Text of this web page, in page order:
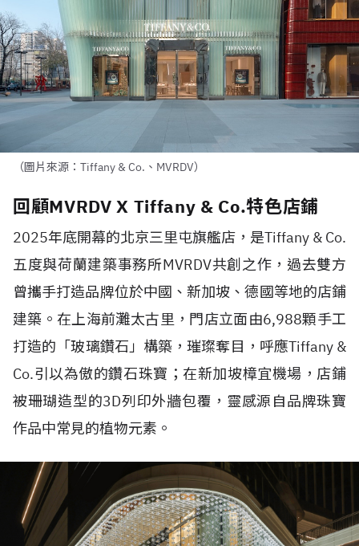
（圖片來源：Tiffany & Co.、MVRDV）
回顧MVRDV X Tiffany & Co.特色店鋪
2025年底開幕的北京三里屯旗艦店，是Tiffany & Co.
五度與荷蘭建築事務所MVRDV共創之作，過去雙方
曾攜手打造品牌位於中國、新加坡、德國等地的店鋪
建築。在上海前灘太古里，門店立面由6,988顆手工
打造的「玻璃鑽石」構築，璀璨奪目，呼應Tiffany &
Co.引以為傲的鑽石珠寶；在新加坡樟宜機場，店鋪
被珊瑚造型的3D列印外牆包覆，靈感源自品牌珠寶
作品中常見的植物元素。